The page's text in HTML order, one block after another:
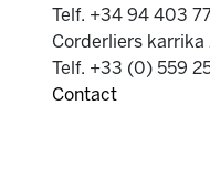
Telf. +34 94 403
Corderliers
Telf. +33 (0) 559
Contact